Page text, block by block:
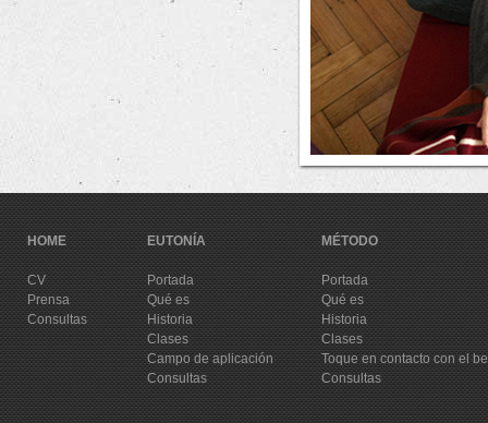
HOME
CV
Prensa
Consultas
EUTONÍA
Portada
Qué es
Historia
Clases
Campo de aplicación
Consultas
MÉTODO
Portada
Qué es
Historia
Clases
Toque en contacto con el
Consultas